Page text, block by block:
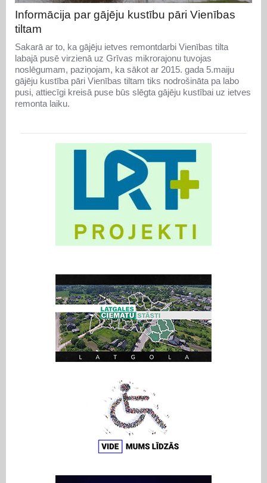
Informācija par gājēju kustību pāri Vienības
tiltam
Sakarā ar to, ka gājēju ietves remontdarbi Vienības tilta
labajā pusē virzienā uz Grīvas mikrorajonu tuvojas
noslēgumam, paziņojam, ka sākot ar 2015. gada 5.maiju
gājēju kustība pāri Vienības tiltam tiks nodrošināta pa labo
pusi, attiecīgi kreisā puse būs slēgta gājēju kustībai uz ietves
remonta laiku.